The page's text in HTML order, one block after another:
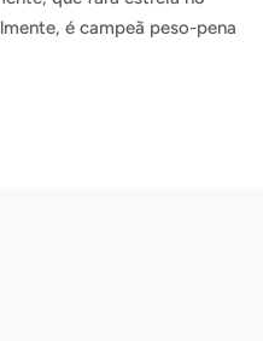
é campeã peso-pena